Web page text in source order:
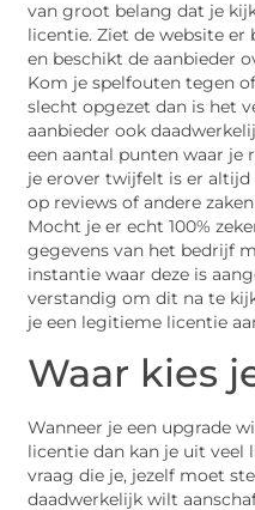
van groot belang dat je
licentie. Ziet de website
en beschikt de aanbieder
Kom je spelfouten tegen
slecht opgezet dan is het
aanbieder ook
een aantal punten waar je
je erover twijfelt is er
op reviews of andere
Mocht je er echt 100%
gegevens van het bedrijf
instantie waar deze is
verstandig om dit na te
je een legitieme licentie
Waar kies
Wanneer je een upgrade
licentie dan kan je uit veel
vraag die je, jezelf moet
daadwerkelijk wilt